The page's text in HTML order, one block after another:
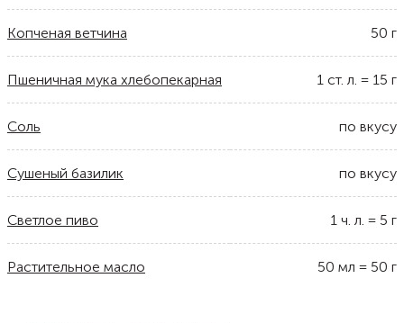
Копченая ветчина 50 г
Пшеничная мука хлебопекарная 1 ст. л. = 15 г
Соль по вкусу
Сушеный базилик по вкусу
Светлое пиво 1 ч. л. = 5 г
Растительное масло 50 мл = 50 г